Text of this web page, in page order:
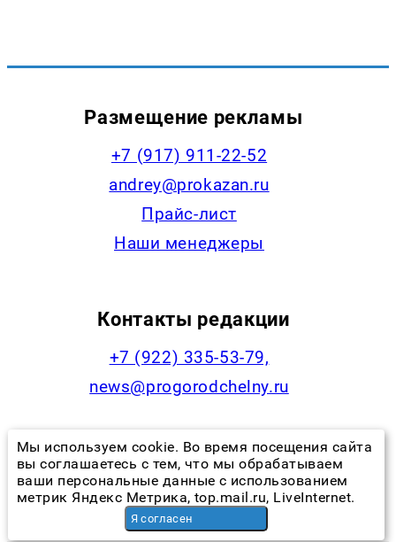
Размещение рекламы
+7 (917) 911-22-52
andrey@prokazan.ru
Прайс-лист
Наши менеджеры
Контакты редакции
+7 (922) 335-53-79,
news@progorodchelny.ru
Наша статистика
Мы используем cookie. Во время посещения сайта
вы соглашаетесь с тем, что мы обрабатываем
ваши персональные данные с использованием
метрик Яндекс Метрика, top.mail.ru, LiveInternet.
Я согласен